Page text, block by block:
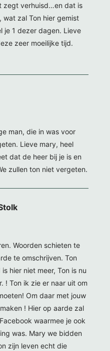
zegt verhuisd…en dat is
wat zal Ton hier gemist
je 1 dezer dagen. Lieve
zeer moeilijke tijd.
man, die in was voor
Lieve mary, heel
dat de heer bij je is en
zullen ton niet vergeten.
Woorden schieten te
te omschrijven. Ton
hier niet meer, Ton is nu
! Ton ik zie er naar uit om
Om daar met jouw
! Hier op aarde zal
waarmee je ook
was. Mary we bidden
zijn leven echt die